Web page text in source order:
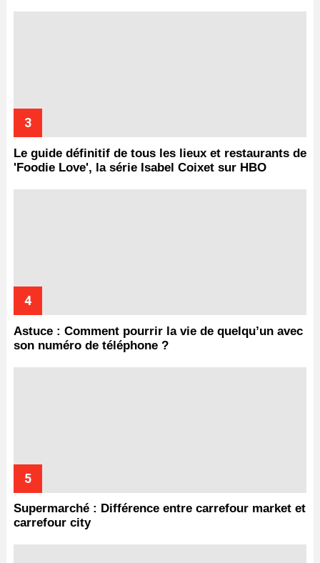
Le guide définitif de tous les lieux et restaurants de
'Foodie Love', la série Isabel Coixet sur HBO
Astuce : Comment pourrir la vie de quelqu’un avec
son numéro de téléphone ?
Supermarché : Différence entre carrefour market et
carrefour city